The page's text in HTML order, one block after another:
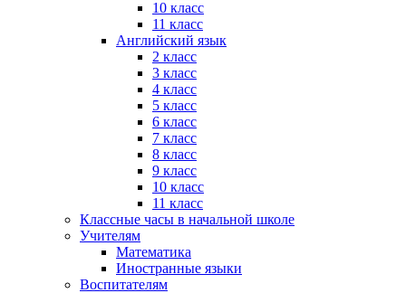
10 класс
11 класс
Английский язык
2 класс
3 класс
4 класс
5 класс
6 класс
7 класс
8 класс
9 класс
10 класс
11 класс
Классные часы в начальной школе
Учителям
Математика
Иностранные языки
Воспитателям